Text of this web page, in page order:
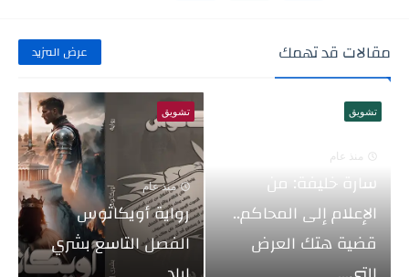
مقالات قد تهمك عرض المزيد
تشويق
منذ عام
سارة خليفة: من
الإعلام إلى المحاكم..
قضية هتك العرض
تشويق
منذ عام
رواية أويكاثوس
الفصل التاسع بشري